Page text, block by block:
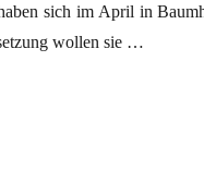
sich im April in
wollen sie …
als Autobahn“